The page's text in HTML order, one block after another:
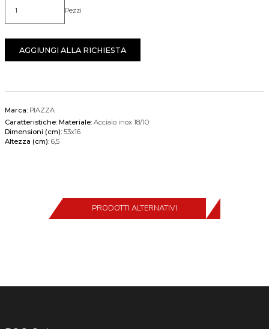
Quantità Pezzi
AGGIUNGI ALLA RICHIESTA
Marca: PIAZZA
Caratteristiche: Materiale: Acciaio inox 18/10
Dimensioni (cm): 53x16
Altezza (cm): 6,5
PRODOTTI ALTERNATIVI